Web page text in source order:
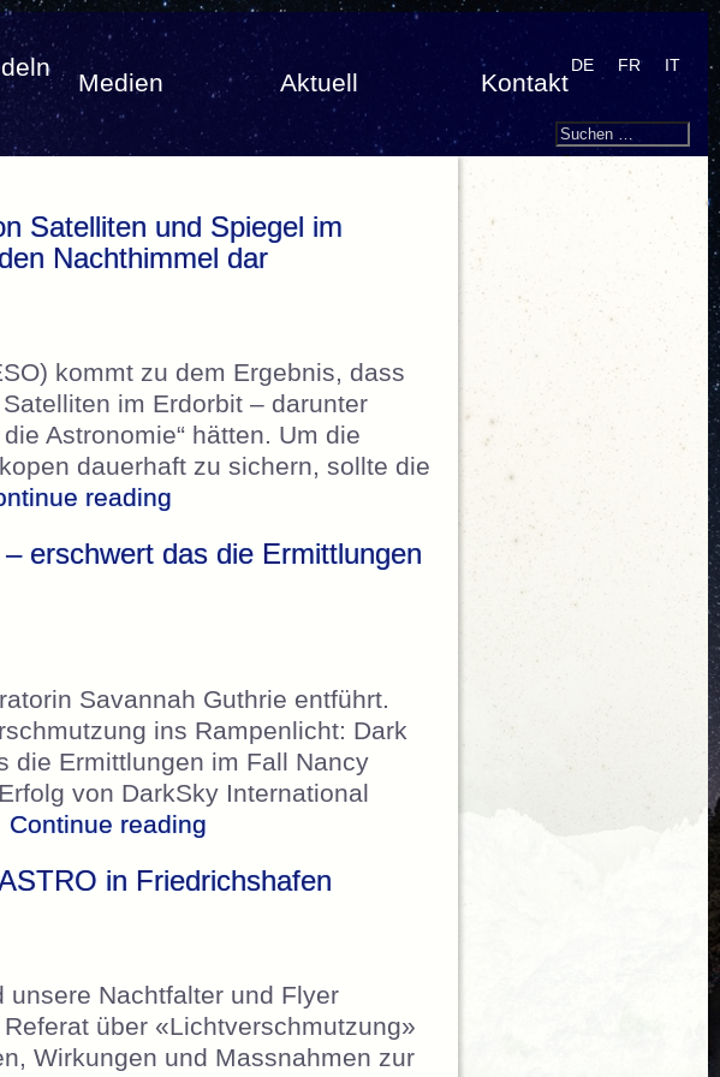
Medien Aktuell Kontakt
DE FR IT
Search
Suchen
Satelliten und Spiegel im
Nachthimmel dar
kommt zu dem Ergebnis, dass
im Erdorbit – darunter
Astronomie“ hätten. Um die
dauerhaft zu sichern, sollte die
reading „ESO – „Die Grenze ist überschritten“: Eine
erschwert das die Ermittlungen
Savannah Guthrie entführt.
ins Rampenlicht: Dark
die Ermittlungen im Fall Nancy
von DarkSky International
Continue reading „Tagesanzeiger – Der Nachthimmel ist
in Friedrichshafen
Nachtfalter und Flyer
über «Lichtverschmutzung»
Wirkungen und Massnahmen zur